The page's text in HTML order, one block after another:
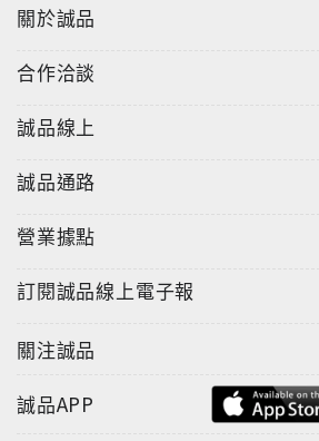
關於誠品
合作洽談
誠品線上
誠品通路
營業據點
訂閱誠品線上電子報
關注誠品
誠品APP